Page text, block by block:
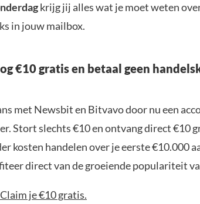
krijg jij alles wat je moet weten
in jouw mailbox.
€10 gratis en betaal geen
met Newsbit en Bitvavo door nu een
Stort slechts €10 en ontvang direct €10
kosten handelen over je eerste €10.000
direct van de groeiende populariteit
je €10 gratis.